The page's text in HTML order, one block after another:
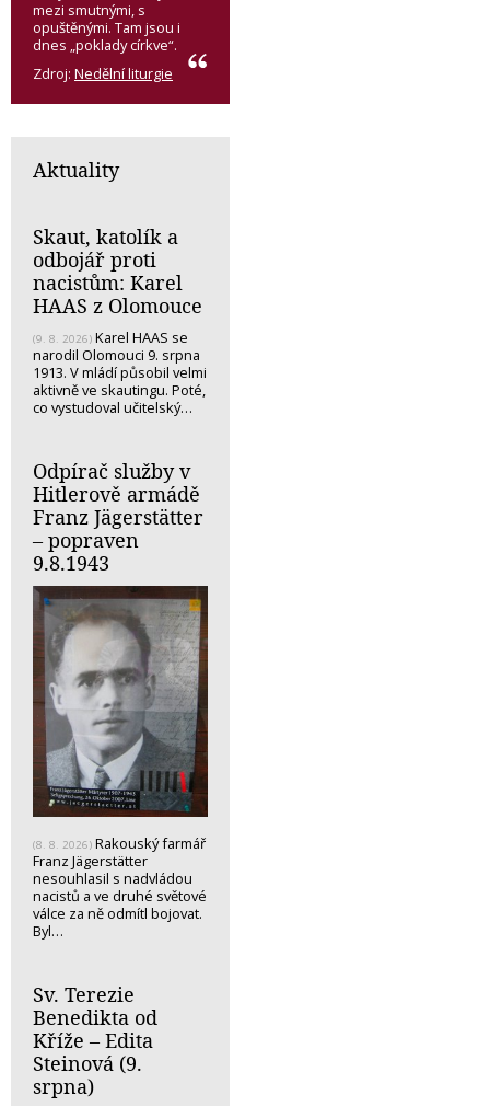
mezi smutnými, s
opuštěnými. Tam jsou i
dnes „poklady církve“.
Zdroj: Nedělní liturgie
Aktuality
Skaut, katolík a
odbojář proti
nacistům: Karel
HAAS z Olomouce
(9. 8. 2026) Karel HAAS se
narodil Olomouci 9. srpna
1913. V mládí působil velmi
aktivně ve skautingu. Poté,
co vystudoval učitelský…
Odpírač služby v
Hitlerově armádě
Franz Jägerstätter
– popraven
9.8.1943
(8. 8. 2026) Rakouský farmář
Franz Jägerstätter
nesouhlasil s nadvládou
nacistů a ve druhé světové
válce za ně odmítl bojovat.
Byl…
Sv. Terezie
Benedikta od
Kříže – Edita
Steinová (9.
srpna)